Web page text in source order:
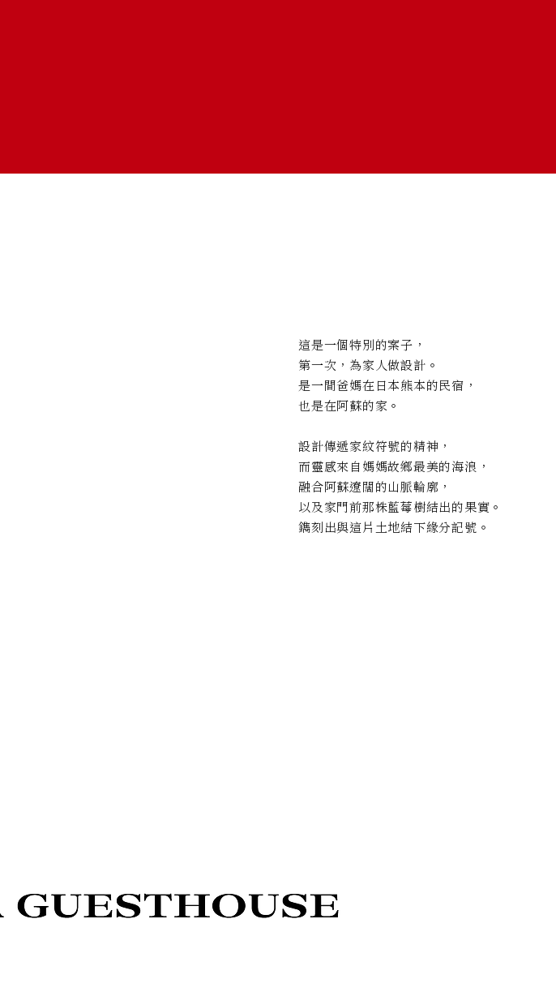
這是一個特別的案子，
第一次，為家人做設計。
是一間爸媽在日本熊本的民宿，
也是在阿蘇的家。
設計傳遞家紋符號的精神，
而靈感來自媽媽故鄉最美的海浪，
融合阿蘇遼闊的山脈輪廓，
以及家門前那株藍莓樹結出的果實。
鐫刻出與這片土地結下緣分記號。